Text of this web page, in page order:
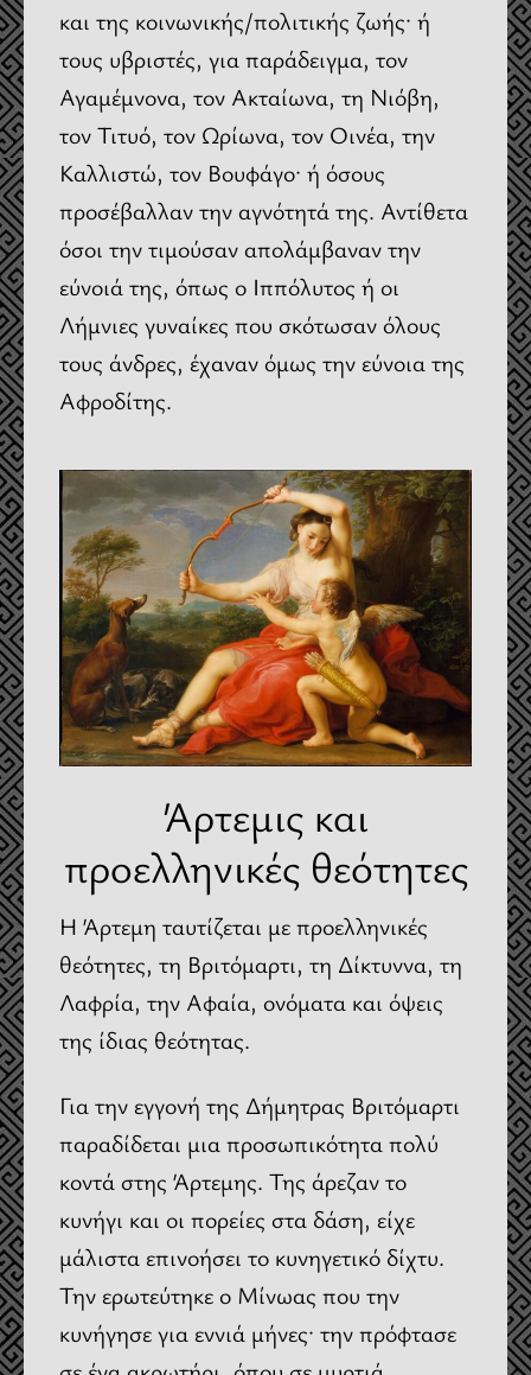
και της κοινωνικής/πολιτικής ζωής· ή
τους υβριστές, για παράδειγμα, τον
Αγαμέμνονα, τον Ακταίωνα, τη Νιόβη,
τον Τιτυό, τον Ωρίωνα, τον Οινέα, την
Καλλιστώ, τον Βουφάγο· ή όσους
προσέβαλλαν την αγνότητά της. Αντίθετα
όσοι την τιμούσαν απολάμβαναν την
εύνοιά της, όπως ο Ιππόλυτος ή οι
Λήμνιες γυναίκες που σκότωσαν όλους
τους άνδρες, έχαναν όμως την εύνοια της
Αφροδίτης.
Άρτεμις και
προελληνικές θεότητες
Η Άρτεμη ταυτίζεται με προελληνικές
θεότητες, τη Βριτόμαρτι, τη Δίκτυννα, τη
Λαφρία, την Αφαία, ονόματα και όψεις
της ίδιας θεότητας.
Για την εγγονή της Δήμητρας Βριτόμαρτι
παραδίδεται μια προσωπικότητα πολύ
κοντά στης Άρτεμης. Της άρεζαν το
κυνήγι και οι πορείες στα δάση, είχε
μάλιστα επινοήσει το κυνηγετικό δίχτυ.
Την ερωτεύτηκε ο Μίνωας που την
κυνήγησε για εννιά μήνες· την πρόφτασε